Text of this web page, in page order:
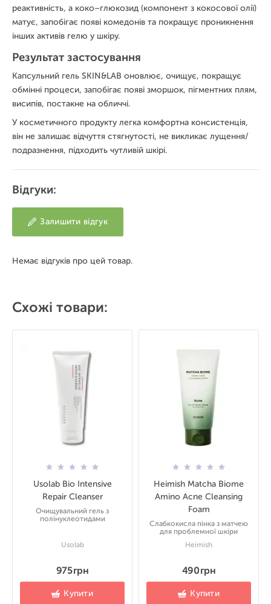
Схожі товари:
Usolab Bio Intensive
Repair Cleanser
Очищувальний гель з
полінуклеотидами
Usolab
975 грн
Купити
Heimish Matcha Biome
Amino Acne Cleansing
Foam
Слабкокисла пінка з матчею
для проблемної шкіри
Heimish
490 грн
Купити
реактивність, а коко–глюкозид (компонент з кокосової олії)
матує, запобігає появі комедонів та покращує проникнення
інших активів гелю у шкіру.
Результат застосування
Капсульний гель SKIN&LAB оновлює, очищує, покращує
обмінні процеси, запобігає появі зморшок, пігментних плям,
висипів, постакне на обличчі.
У косметичного продукту легка комфортна консистенція,
він не залишає відчуття стягнутості, не викликає лущення/
подразнення, підходить чутливій шкірі.
Відгуки:
Залишити відгук
Немає відгуків про цей товар.